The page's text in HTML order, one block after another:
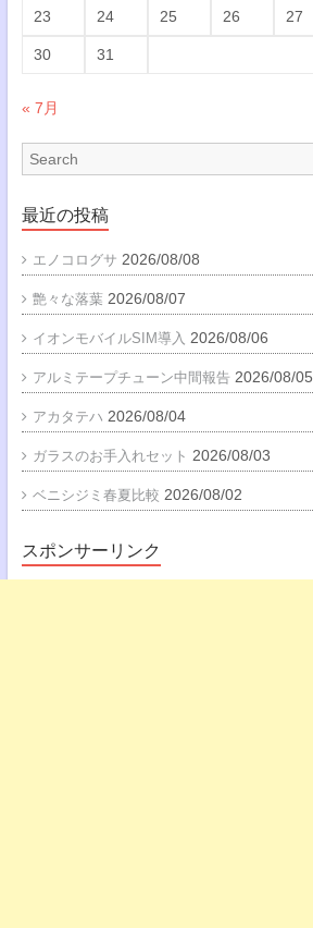
23 24 25 26 27
30 31
« 7月
最近の投稿
エノコログサ 2026/08/08
艶々な落葉 2026/08/07
イオンモバイルSIM導入 2026/08/06
アルミテープチューン中間報告 2026/08/05
アカタテハ 2026/08/04
ガラスのお手入れセット 2026/08/03
ベニシジミ春夏比較 2026/08/02
スポンサーリンク